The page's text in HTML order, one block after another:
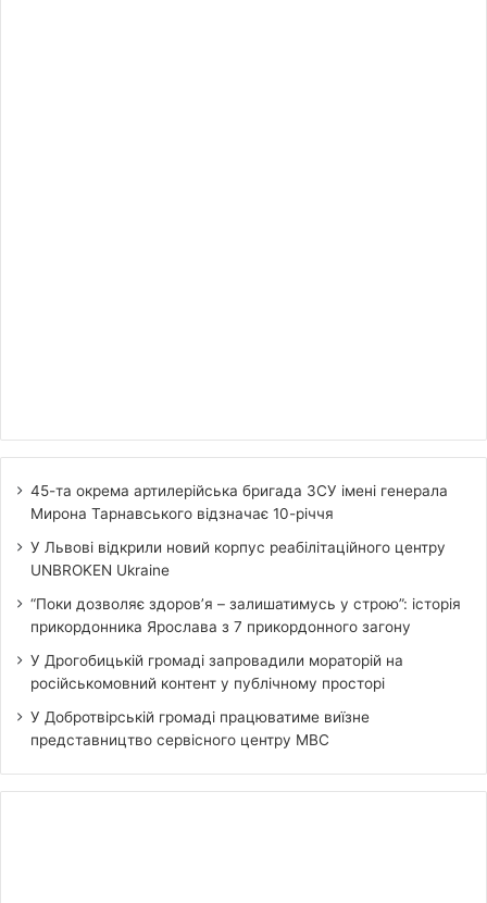
45-та окрема артилерійська бригада ЗСУ імені генерала
Мирона Тарнавського відзначає 10-річчя
У Львові відкрили новий корпус реабілітаційного центру
UNBROKEN Ukraine
“Поки дозволяє здоров’я – залишатимусь у строю”: історія
прикордонника Ярослава з 7 прикордонного загону
У Дрогобицькій громаді запровадили мораторій на
російськомовний контент у публічному просторі
У Добротвірській громаді працюватиме виїзне
представництво сервісного центру МВС